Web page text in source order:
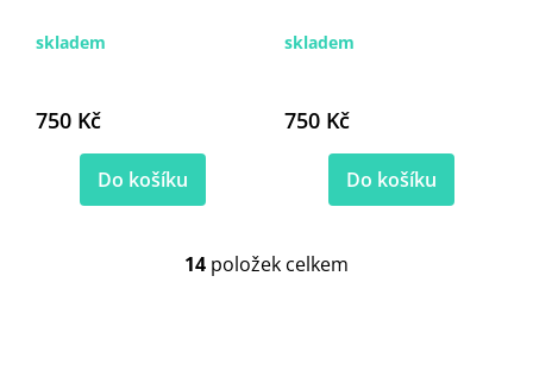
skladem
750 Kč
Do košíku
skladem
750 Kč
Do košíku
O
14 položek celkem